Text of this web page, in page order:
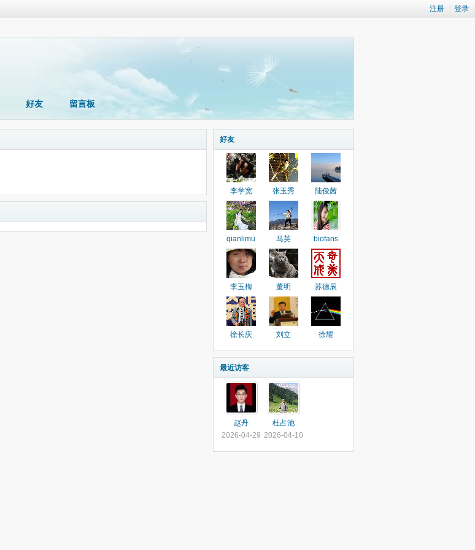
注册 登录
好友 留言板
好友
李学宽 张玉秀 陆俊茜
qianlimu 马英 biofans
李玉梅 董明 苏德辰
徐长庆 刘立 徐耀
最近访客
赵丹
2026-04-29
杜占池
2026-04-10